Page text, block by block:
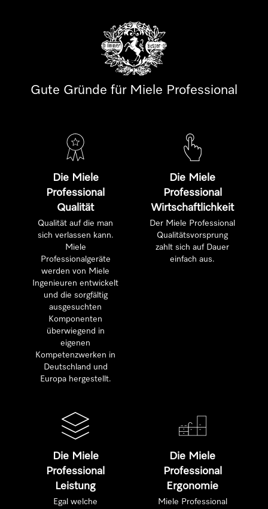
Gute Gründe für Miele Professional
Die Miele
Professional
Qualität
Qualität auf die man
sich verlassen kann.
Miele
Professionalgeräte
werden von Miele
Ingenieuren entwickelt
und die sorgfältig
ausgesuchten
Komponenten
überwiegend in
eigenen
Kompetenzwerken in
Deutschland und
Europa hergestellt.
Die Miele
Professional
Wirtschaftlichkeit
Der Miele Professional
Qualitätsvorsprung
zahlt sich auf Dauer
einfach aus.
Die Miele
Professional
Leistung
Egal welche
Die Miele
Professional
Ergonomie
Miele Professional